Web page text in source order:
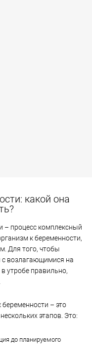
какой она
– процесс комплексный
к беременности,
Для того, чтобы
с возлагающимися на
утробе правильно,
– это
этапов. Это:
до планируемого